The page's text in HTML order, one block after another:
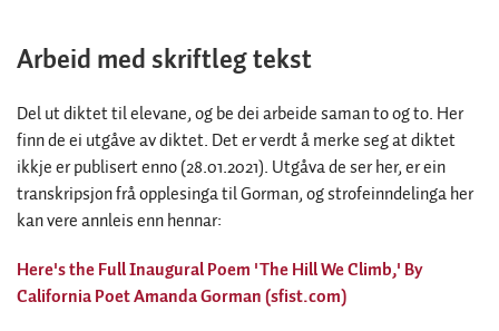
Arbeid med skriftleg tekst
Del ut diktet til elevane, og be dei arbeide saman to og to. Her
finn de ei utgåve av diktet. Det er verdt å merke seg at diktet
ikkje er publisert enno (28.01.2021). Utgåva de ser her, er ein
transkripsjon frå opplesinga til Gorman, og strofeinndelinga her
kan vere annleis enn hennar:
Here's the Full Inaugural Poem 'The Hill We Climb,' By
California Poet Amanda Gorman (sfist.com)